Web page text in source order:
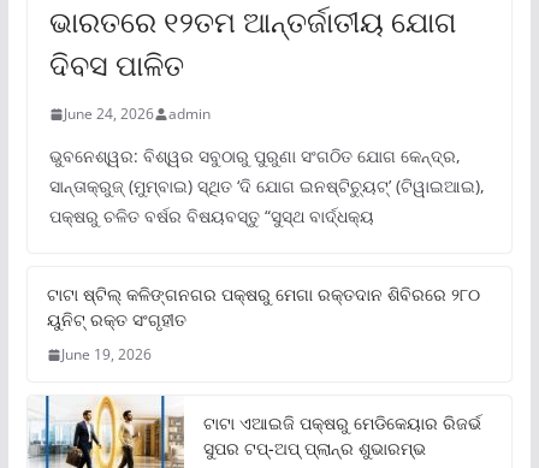
ଭାରତରେ ୧୨ତମ ଆନ୍ତର୍ଜାତୀୟ ଯୋଗ
ଦିବସ ପାଳିତ
June 24, 2026 admin
ଭୁବନେଶ୍ୱର: ବିଶ୍ୱର ସବୁଠାରୁ ପୁରୁଣା ସଂଗଠିତ ଯୋଗ କେନ୍ଦ୍ର,
ସାନ୍ତାକ୍ରୁଜ୍ (ମୁମ୍ବାଇ) ସ୍ଥିତ ‘ଦି ଯୋଗ ଇନଷ୍ଟିଚ୍ୟୁଟ୍‌’ (ଟିୱାଇଆଇ),
ପକ୍ଷରୁ ଚଳିତ ବର୍ଷର ବିଷୟବସ୍ତୁ “ସୁସ୍ଥ ବାର୍ଦ୍ଧକ୍ୟ
ଟାଟା ଷ୍ଟିଲ୍‌ କଳିଙ୍ଗନଗର ପକ୍ଷରୁ ମେଗା ରକ୍ତଦାନ ଶିବିରରେ ୨୮୦
ୟୁନିଟ୍‌ ରକ୍ତ ସଂଗୃହୀତ
June 19, 2026
ଟାଟା ଏଆଇଜି ପକ୍ଷରୁ ମେଡିକେୟାର ରିଜର୍ଭ
ସୁପର ଟପ୍‌-ଅପ୍ ପ୍ଲାନ୍‌ର ଶୁଭାରମ୍ଭ